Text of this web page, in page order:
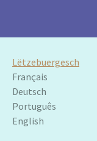
Lëtzebuergesch
Français
Deutsch
Português
English